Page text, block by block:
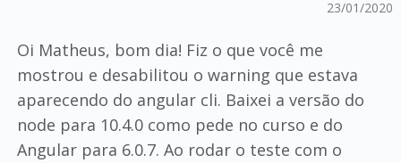
23/01/2020
Oi Matheus, bom dia! Fiz o que você me
mostrou e desabilitou o warning que estava
aparecendo do angular cli. Baixei a versão do
node para 10.4.0 como pede no curso e do
Angular para 6.0.7. Ao rodar o teste com o